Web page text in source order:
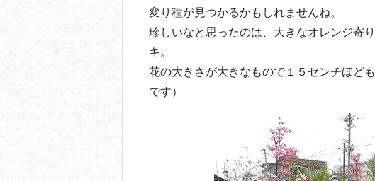
変り種が見つかるかもしれませんね。
珍しいなと思ったのは、大きなオレンジ寄
キ。
花の大きさが大きなもので１５センチほど
です）